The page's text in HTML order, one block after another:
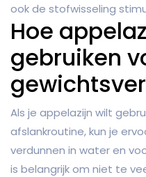
ook de stofwisseling
Hoe
gebruiken
Als je appelazijn wilt
afslankroutine, kun je
verdunnen in water en
is belangrijk om niet te